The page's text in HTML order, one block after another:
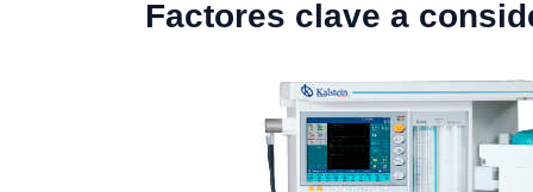
Factores clave a